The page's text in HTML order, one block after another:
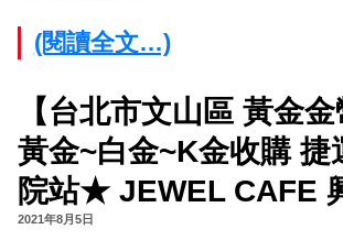
(閱讀全文…)
【台北市文山區 黃金金
黃金~白金~K金收購 捷
院站★ JEWEL CAFE
2021年8月5日